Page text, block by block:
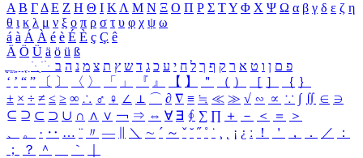
Α Β ΓΔ Ε Ζ Η Θ Ι ΚΛ Μ Ν Ξ Ο Π Ρ Σ ΤΥ Φ Χ Ψ Ω α β γ δ ε ζ η
θ ι κ λ μ ν ξ ο π ρ σ τ υ φ χ ψ ω
á à Á À é è É È ç Ç ê
Ä Ö Ü ä ö ü ß
ִֶֹ ֻּ ׁׂ פ ם ן ו ט א ר ק ף ך ל ח י ע כ ג ד ש ץ ת צ מ נ ה ב
‘ ’ “ ” 〔 〕 〈 〉 「 」 『 』 【 】 ＂ （ ） ［ ］ ｛ ｝
± × ÷ ≠ ≤ ≥ ∞ ∴ ♂ ♀ ∠ ⊥ ⌒ ∂ ∇ ≡ ≒ ≪ ≫ √ ∽ ∝ ∵ ∫ ∬ ∈ ∋
⊆ ⊇ ⊂ ⊃ ∪ ∩ ∧ ∨ ￢ ⇒ ⇔ ∀ ∃ ∮ ∑ ∏ ＋ － ＜ ＝
＞
、
。 · ‥ … ¨ 〃 ― ＼ ∼ ´ ～ ˇ ˘ ˝ ˚ ˙ ¸ ¡ ¿ ː ！ ＇ ， ． ／
：
；
？ ＾ ｀